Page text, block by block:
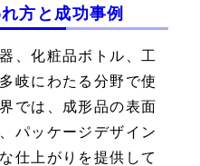
方と成功事例
、化粧品ボトル、工
岐にわたる分野で使
では、成形品の表面
パッケージデザイン
仕上がりを提供して